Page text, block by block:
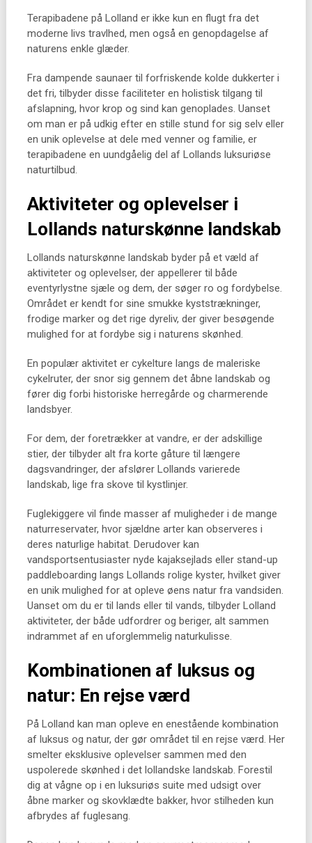
Terapibadene på Lolland er ikke kun en flugt fra det
moderne livs travlhed, men også en genopdagelse af
naturens enkle glæder.
Fra dampende saunaer til forfriskende kolde dukkerter i
det fri, tilbyder disse faciliteter en holistisk tilgang til
afslapning, hvor krop og sind kan genoplades. Uanset
om man er på udkig efter en stille stund for sig selv eller
en unik oplevelse at dele med venner og familie, er
terapibadene en uundgåelig del af Lollands luksuriøse
naturtilbud.
Aktiviteter og oplevelser i
Lollands naturskønne landskab
Lollands naturskønne landskab byder på et væld af
aktiviteter og oplevelser, der appellerer til både
eventyrlystne sjæle og dem, der søger ro og fordybelse.
Området er kendt for sine smukke kyststrækninger,
frodige marker og det rige dyreliv, der giver besøgende
mulighed for at fordybe sig i naturens skønhed.
En populær aktivitet er cykelture langs de maleriske
cykelruter, der snor sig gennem det åbne landskab og
fører dig forbi historiske herregårde og charmerende
landsbyer.
For dem, der foretrækker at vandre, er der adskillige
stier, der tilbyder alt fra korte gåture til længere
dagsvandringer, der afslører Lollands varierede
landskab, lige fra skove til kystlinjer.
Fuglekiggere vil finde masser af muligheder i de mange
naturreservater, hvor sjældne arter kan observeres i
deres naturlige habitat. Derudover kan
vandsportsentusiaster nyde kajaksejlads eller stand-up
paddleboarding langs Lollands rolige kyster, hvilket giver
en unik mulighed for at opleve øens natur fra vandsiden.
Uanset om du er til lands eller til vands, tilbyder Lolland
aktiviteter, der både udfordrer og beriger, alt sammen
indrammet af en uforglemmelig naturkulisse.
Kombinationen af luksus og
natur: En rejse værd
På Lolland kan man opleve en enestående kombination
af luksus og natur, der gør området til en rejse værd. Her
smelter eksklusive oplevelser sammen med den
uspolerede skønhed i det lollandske landskab. Forestil
dig at vågne op i en luksuriøs suite med udsigt over
åbne marker og skovklædte bakker, hvor stilheden kun
afbrydes af fuglesang.